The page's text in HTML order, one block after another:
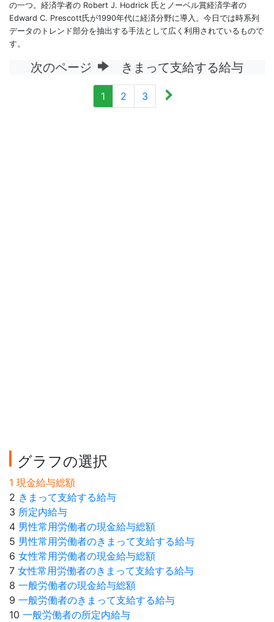
の一つ。経済学者の Robert J. Hodrick 氏とノーベル賞経済学者の
Edward C. Prescott氏が1990年代に経済分野に導入。今日では時系列
データのトレンド部分を抽出する手法として広く利用されているもので
す。
次のページ きまって支給する給与
1 2 3
グラフの選択
1 現金給与総額
2 きまって支給する給与
3 所定内給与
4 男性常用労働者の現金給与総額
5 男性常用労働者のきまって支給する給与
6 女性常用労働者の現金給与総額
7 女性常用労働者のきまって支給する給与
8 一般労働者の現金給与総額
9 一般労働者のきまって支給する給与
10 一般労働者の所定内給与